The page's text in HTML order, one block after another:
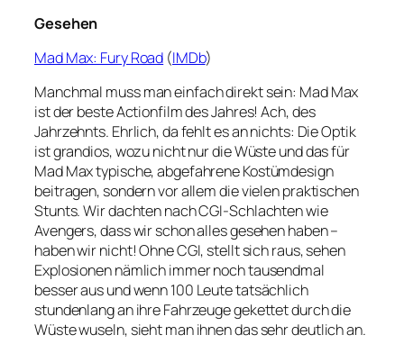
Gesehen
Mad Max: Fury Road (IMDb)
Manchmal muss man einfach direkt sein: Mad Max
ist der beste Actionfilm des Jahres! Ach, des
Jahrzehnts. Ehrlich, da fehlt es an nichts: Die Optik
ist grandios, wozu nicht nur die Wüste und das für
Mad Max typische, abgefahrene Kostümdesign
beitragen, sondern vor allem die vielen praktischen
Stunts. Wir dachten nach CGI-Schlachten wie
Avengers, dass wir schon alles gesehen haben –
haben wir nicht! Ohne CGI, stellt sich raus, sehen
Explosionen nämlich immer noch tausendmal
besser aus und wenn 100 Leute tatsächlich
stundenlang an ihre Fahrzeuge gekettet durch die
Wüste wuseln, sieht man ihnen das sehr deutlich an.